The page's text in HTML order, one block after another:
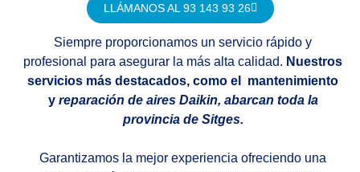
LLÁMANOS AL 93 143 93 26
Siempre proporcionamos un servicio rápido y
profesional para asegurar la más alta calidad. Nuestros
servicios más destacados, como el mantenimiento
y reparación de aires Daikin, abarcan toda la
provincia de Sitges.
Garantizamos la mejor experiencia ofreciendo una